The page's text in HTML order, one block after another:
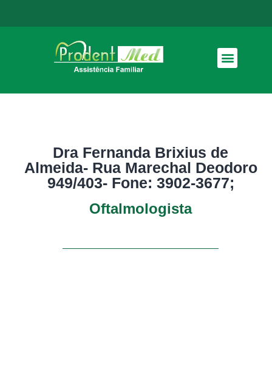
Dra Fernanda Brixius de
Almeida- Rua Marechal Deodoro
949/403- Fone: 3902-3677;
Oftalmologista